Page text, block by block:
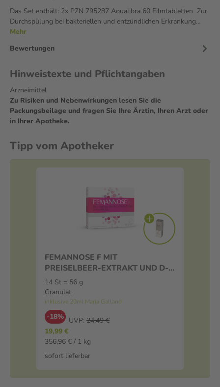
Das Set enthält: 2x PZN 795287 Aqualibra 60 Filmtabletten Zur
Durchspülung bei bakteriellen und entzündlichen Erkrankung…
Mehr
Bewertungen
Hinweistexte und Pflichtangaben
Arzneimittel
Zu Risiken und Nebenwirkungen lesen Sie die
Packungsbeilage und fragen Sie Ihre Ärztin, Ihren Arzt oder
in Ihrer Apotheke.
Tipp vom Apotheker
FEMANNOSE F MIT
PREISELBEER-EXTRAKT UND D-
MANNOSE 14 St Granulat
14 St = 56 g
Granulat
inklusive 20ml Maria Galland
-18% UVP: 24,49 €
19,99 €
356,96 € / 1 kg
sofort lieferbar